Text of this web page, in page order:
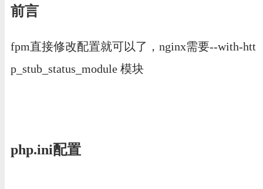
前言
fpm直接修改配置就可以了，nginx需要--with-htt
p_stub_status_module 模块
php.ini配置